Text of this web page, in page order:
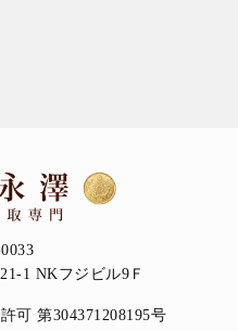
1 NKフジビル9Ｆ
可 第304371208195号